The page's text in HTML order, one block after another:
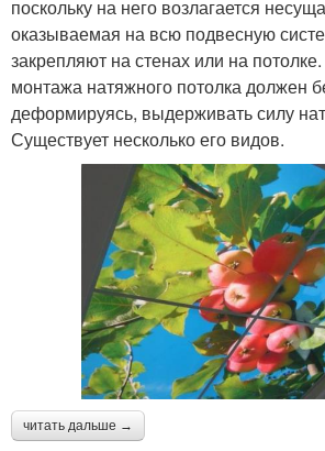
поскольку на него возлагается
оказываемая на всю подвесную
закрепляют на стенах или на
монтажа натяжного потолка должен
деформируясь, выдерживать силу
Существует несколько его видов.
читать дальше →